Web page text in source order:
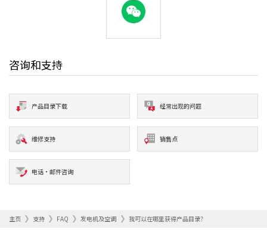
WeChat
咨询和支持
产品目录下载 经常出现的问题
维修支持 销售点
电话·邮件咨询
主页 支持 FAQ 发电机及空调 我可以在哪里获得产品目录？